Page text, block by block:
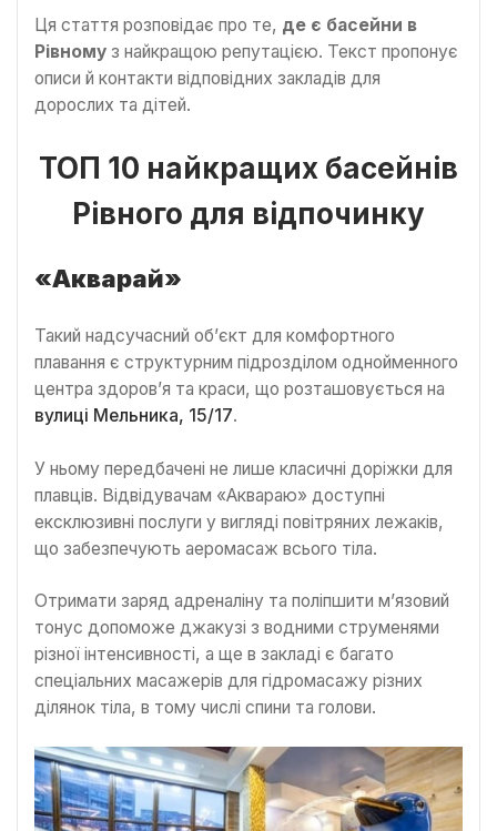
Ця стаття розповідає про те, де є басейни в
Рівному з найкращою репутацією. Текст пропонує
описи й контакти відповідних закладів для
дорослих та дітей.
ТОП 10 найкращих басейнів
Рівного для відпочинку
«Акварай»
Такий надсучасний об’єкт для комфортного
плавання є структурним підрозділом однойменного
центра здоров’я та краси, що розташовується на
вулиці Мельника, 15/17.
У ньому передбачені не лише класичні доріжки для
плавців. Відвідувачам «Аквараю» доступні
ексклюзивні послуги у вигляді повітряних лежаків,
що забезпечують аеромасаж всього тіла.
Отримати заряд адреналіну та поліпшити м’язовий
тонус допоможе джакузі з водними струменями
різної інтенсивності, а ще в закладі є багато
спеціальних масажерів для гідромасажу різних
ділянок тіла, в тому числі спини та голови.